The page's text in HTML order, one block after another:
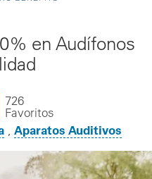
en Audífonos
726
Favoritos
Aparatos Auditivos